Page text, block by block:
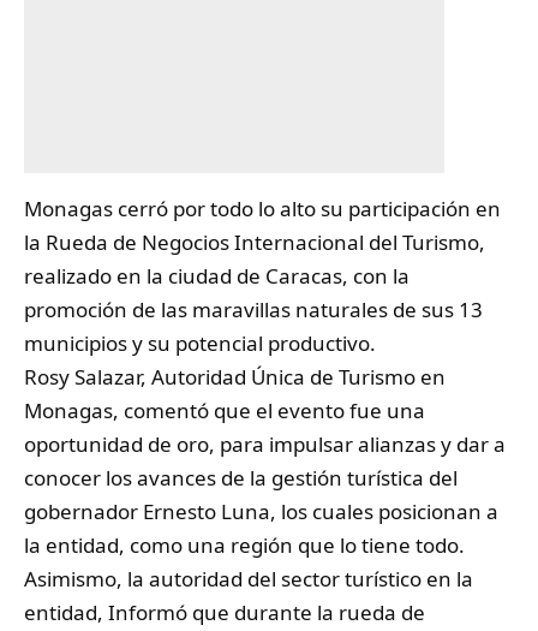
Monagas cerró por todo lo alto su participación en
la Rueda de Negocios Internacional del Turismo,
realizado en la ciudad de Caracas, con la
promoción de las maravillas naturales de sus 13
municipios y su potencial productivo.
Rosy Salazar, Autoridad Única de Turismo en
Monagas, comentó que el evento fue una
oportunidad de oro, para impulsar alianzas y dar a
conocer los avances de la gestión turística del
gobernador Ernesto Luna, los cuales posicionan a
la entidad, como una región que lo tiene todo.
Asimismo, la autoridad del sector turístico en la
entidad, Informó que durante la rueda de